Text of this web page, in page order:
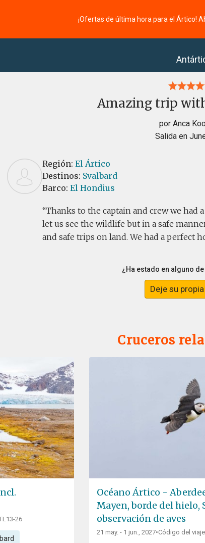
¡Ofertas de última hora para el Ártico!
Amazing trip
por Anca
Salida en
Región: El Ártico
Destinos: Svalbard
Barco: El Hondius
Thanks to the captain and crew we had
let us see the wildlife but in a safe
and safe trips on land. We had a perfect
¿Ha estado en alguno
Deje su
Cruceros
26
Océano Ártico -
Mayen, borde del hielo,
observación de aves
21 may. - 1 jun., 2027•Código del